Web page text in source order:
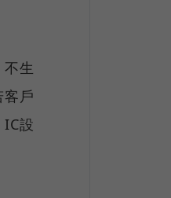
生
戶
設